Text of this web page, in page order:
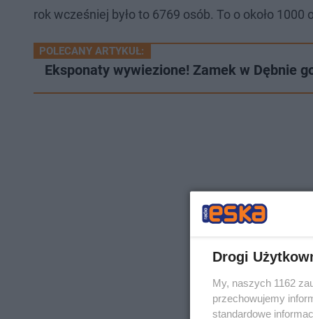
rok wcześniej było to 6769 osób. To o około 1000
POLECANY ARTYKUŁ:
Eksponaty wywiezione! Zamek w Dębnie
Drogi
My, naszych 1162
przechowujemy
standardowe